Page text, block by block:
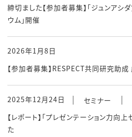
締切ました【参加者募集】「ジュンアシ
ウム」開催
2026年1月8日
【参加者募集】RESPECT共同研究助
2025年12月24日
セミナー
【レポート】「プレゼンテーション力向
た